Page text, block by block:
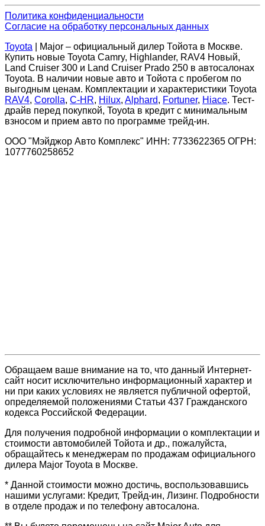
Политика конфиденциальности
Согласие на обработку персональных данных
Toyota | Major – официальный дилер Тойота в Москве.
Купить новые Toyota Camry, Highlander, RAV4 Новый,
Land Cruiser 300 и Land Cruiser Prado 250 в автосалонах
Toyota. В наличии новые авто и Тойота с пробегом по
выгодным ценам. Комплектации и характеристики Toyota
RAV4, Corolla, C-HR, Hilux, Alphard, Fortuner, Hiace. Тест-
драйв перед покупкой, Toyota в кредит с минимальным
взносом и прием авто по программе трейд-ин.
ООО "Мэйджор Авто Комплекс" ИНН: 7733622365 ОГРН:
1077760258652
Обращаем ваше внимание на то, что данный Интернет-
сайт носит исключительно информационный характер и
ни при каких условиях не является публичной офертой,
определяемой положениями Статьи 437 Гражданского
кодекса Российской Федерации.
Для получения подробной информации о комплектации и
стоимости автомобилей Тойота и др., пожалуйста,
обращайтесь к менеджерам по продажам официального
дилера Major Toyota в Москве.
* Данной стоимости можно достичь, воспользовавшись
нашими услугами: Кредит, Трейд-ин, Лизинг. Подробности
в отделе продаж и по телефону автосалона.